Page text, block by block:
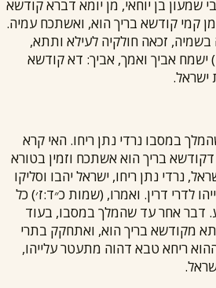
שמעון בן יוחאי, מן יומא דברא קודשא
קמי קודשא בריך הוא, ואשתכח עמיה.
בשמיה, זכאה חולקיה לעילא ותתא,
ישמח אביך ואמך, אביך: דא קודשא
ישראל.
במסבו נרדי נתן ריחו. האי קרא
בריך הוא אשתכח וזמין בטורא
נרדי נתן ריחו, ישראל יהבו וסליקו
לדרי דרין. ואמרו, (שמות כ״ד:ז׳) כל
דבר אחר עד שהמלך במסבו, בעוד
מקודשא בריך הוא, ואתחקק בתרי
ריחא טבא דהוה מתעטר עלייהו,